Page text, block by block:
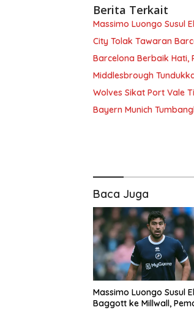
Berita Terkait
Massimo Luongo Susul
City Tolak Tawaran
Barcelona Berbaik Hati,
Middlesbrough
Wolves Sikat Port Vale
Bayern Munich
Baca Juga
Massimo Luongo Susul
Baggott ke Millwall,